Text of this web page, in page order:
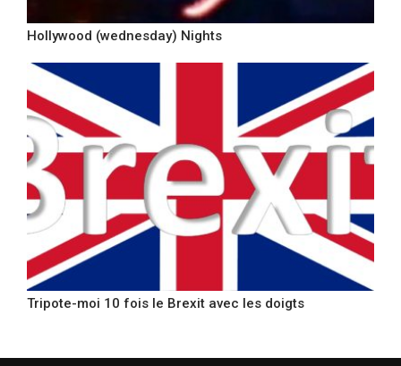
Hollywood (wednesday) Nights
Tripote-moi 10 fois le Brexit avec les doigts